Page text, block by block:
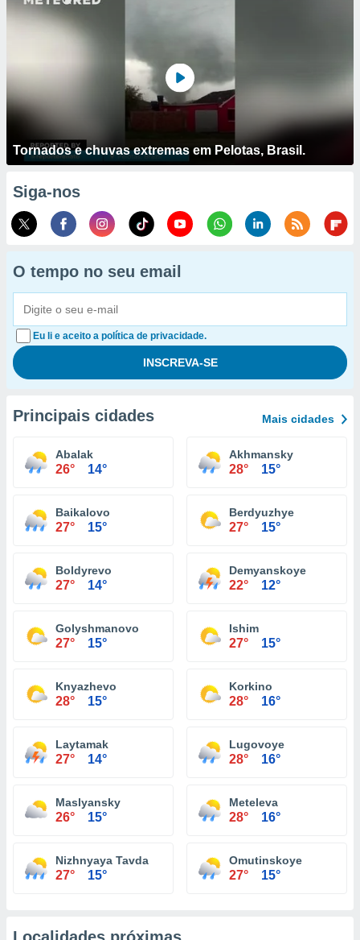
Tornados e chuvas extremas em Pelotas, Brasil.
Siga-nos
O tempo no seu email
Eu li e aceito a política de privacidade.
Principais cidades Mais cidades
Abalak
26° 14°
Akhmansky
28° 15°
Baikalovo
27° 15°
Berdyuzhye
27° 15°
Boldyrevo
27° 14°
Demyanskoye
22° 12°
Golyshmanovo
27° 15°
Ishim
27° 15°
Knyazhevo
28° 15°
Korkino
28° 16°
Laytamak
27° 14°
Lugovoye
28° 16°
Maslyansky
26° 15°
Meteleva
28° 16°
Nizhnyaya Tavda
27° 15°
Omutinskoye
27° 15°